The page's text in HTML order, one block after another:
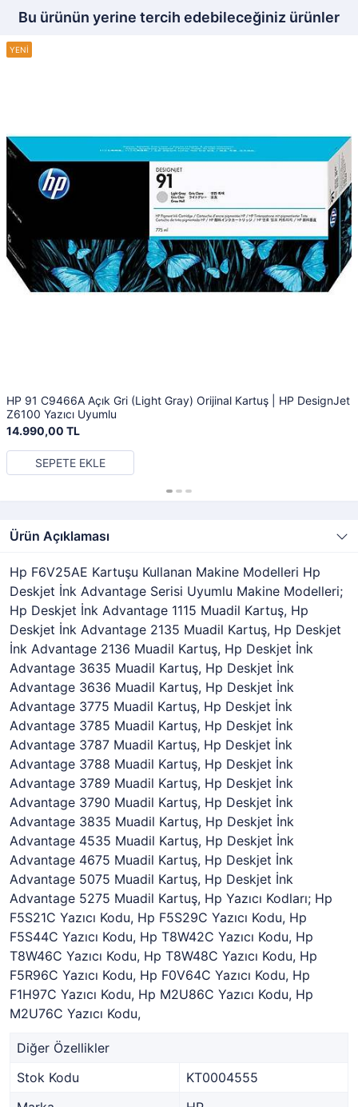
Bu ürünün yerine tercih edebileceğiniz ürünler
HP 91 C9466A Açık Gri (Light Gray) Orijinal Kartuş | HP DesignJet
Z6100 Yazıcı Uyumlu
14.990,00 TL
SEPETE EKLE
Ürün Açıklaması
Hp F6V25AE Kartuşu Kullanan Makine Modelleri Hp
Deskjet İnk Advantage Serisi Uyumlu Makine Modelleri;
Hp Deskjet İnk Advantage 1115 Muadil Kartuş, Hp
Deskjet İnk Advantage 2135 Muadil Kartuş, Hp Deskjet
İnk Advantage 2136 Muadil Kartuş, Hp Deskjet İnk
Advantage 3635 Muadil Kartuş, Hp Deskjet İnk
Advantage 3636 Muadil Kartuş, Hp Deskjet İnk
Advantage 3775 Muadil Kartuş, Hp Deskjet İnk
Advantage 3785 Muadil Kartuş, Hp Deskjet İnk
Advantage 3787 Muadil Kartuş, Hp Deskjet İnk
Advantage 3788 Muadil Kartuş, Hp Deskjet İnk
Advantage 3789 Muadil Kartuş, Hp Deskjet İnk
Advantage 3790 Muadil Kartuş, Hp Deskjet İnk
Advantage 3835 Muadil Kartuş, Hp Deskjet İnk
Advantage 4535 Muadil Kartuş, Hp Deskjet İnk
Advantage 4675 Muadil Kartuş, Hp Deskjet İnk
Advantage 5075 Muadil Kartuş, Hp Deskjet İnk
Advantage 5275 Muadil Kartuş, Hp Yazıcı Kodları; Hp
F5S21C Yazıcı Kodu, Hp F5S29C Yazıcı Kodu, Hp
F5S44C Yazıcı Kodu, Hp T8W42C Yazıcı Kodu, Hp
T8W46C Yazıcı Kodu, Hp T8W48C Yazıcı Kodu, Hp
F5R96C Yazıcı Kodu, Hp F0V64C Yazıcı Kodu, Hp
F1H97C Yazıcı Kodu, Hp M2U86C Yazıcı Kodu, Hp
M2U76C Yazıcı Kodu,
Diğer Özellikler
Stok Kodu
KT0004555